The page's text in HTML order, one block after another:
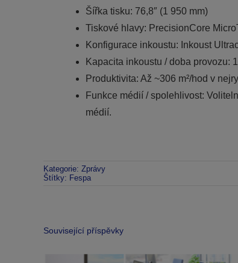
Šířka tisku: 76,8″ (1 950 mm)
Tiskové hlavy: PrecisionCore
Konfigurace inkoustu: Inkoust
Kapacita inkoustu / doba provozu:
Produktivita: Až ~306 m²/hod v
Funkce médií / spolehlivost:
médií.
Kategorie: Zprávy
Štítky: Fespa
Související příspěvky